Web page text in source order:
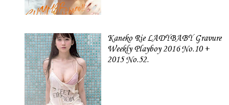
Kaneko Rie LADYBABY Gravure
Weekly Playboy 2016 No.10 +
2015 No.52.